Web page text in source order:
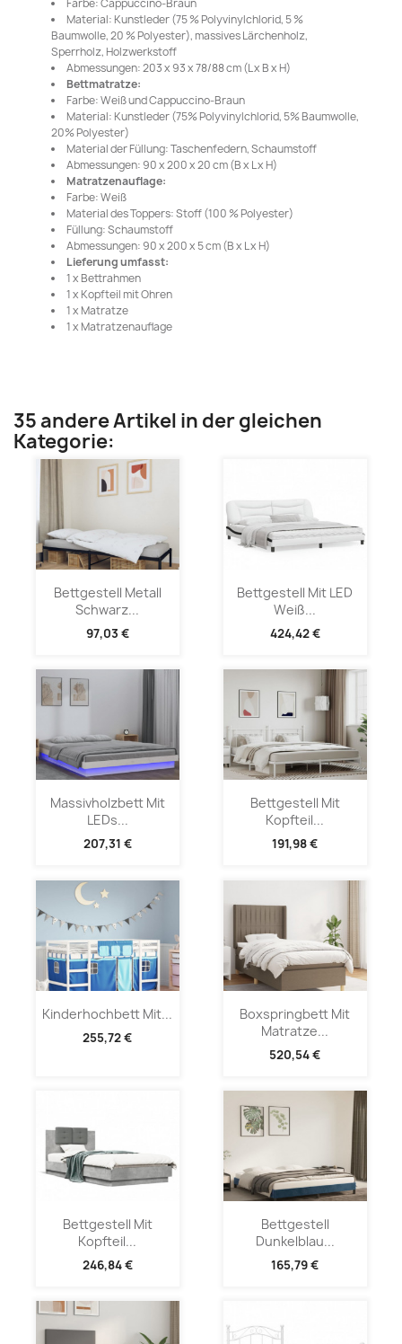
Material: Kunstleder (75 % Polyvinylchlorid, 5 %
Baumwolle, 20 % Polyester), massives Lärchenholz,
Sperrholz, Holzwerkstoff
Abmessungen: 203 x 93 x 78/88 cm (L x B x H)
Bettmatratze:
Farbe: Weiß und Cappuccino-Braun
Material: Kunstleder (75% Polyvinylchlorid, 5% Baumwolle,
20% Polyester)
Material der Füllung: Taschenfedern, Schaumstoff
Abmessungen: 90 x 200 x 20 cm (B x L x H)
Matratzenauflage:
Farbe: Weiß
Material des Toppers: Stoff (100 % Polyester)
Füllung: Schaumstoff
Abmessungen: 90 x 200 x 5 cm (B x L x H)
Lieferung umfasst:
1 x Bettrahmen
1 x Kopfteil mit Ohren
1 x Matratze
1 x Matratzenauflage
35 andere Artikel in der gleichen
Kategorie:
Bettgestell Metall
Schwarz...
97,03 €
Bettgestell Mit LED
Weiß...
424,42 €
Massivholzbett Mit
LEDs...
207,31 €
Bettgestell Mit
Kopfteil...
191,98 €
Kinderhochbett Mit...
255,72 €
Boxspringbett Mit
Matratze...
520,54 €
Bettgestell Mit
Kopfteil...
246,84 €
Bettgestell
Dunkelblau...
165,79 €